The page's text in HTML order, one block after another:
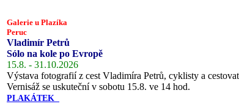
Galerie u Plazíka
Peruc
Vladimír Petrů
Sólo na kole po Evropě
15.8. - 31.10.2026
Výstava fotografií z cest Vladimíra Petrů, cyklisty a
Vernisáž se uskuteční v sobotu 15.8. ve 14 hod.
PLAKÁTEK